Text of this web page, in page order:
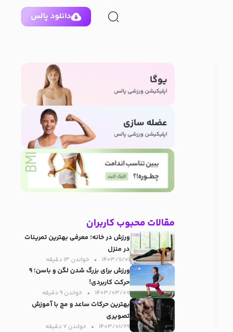
دانلود پالس
مقالات محبوب کاربران
ورزش در خانه؛ معرفی بهترین تمرینات
در منزل
۱۴۰۳/۱۱/۰۱ خواندن ۱۳ دقیقه‌
ورزش برای بزرگ شدن لگن و باسن؛ ۹
حرکت کاربردی!
۱۴۰۳/۰۳/۰۷ خواندن ۹ دقیقه‌
بهترین حرکات ساعد و مچ با آموزش
تصویری
۱۴۰۳/۰۱/۲۹ خواندن ۷ دقیقه‌